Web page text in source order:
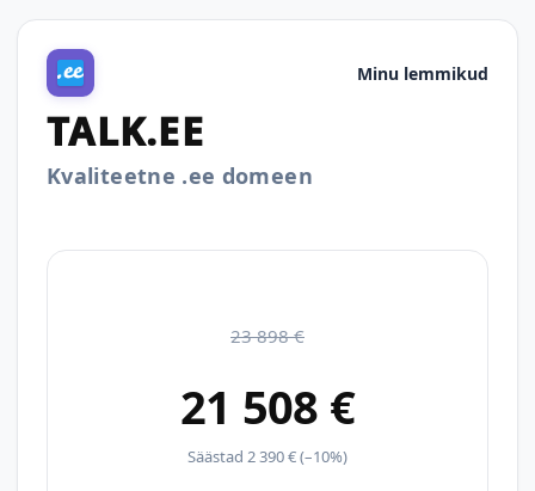
Minu lemmikud
TALK.EE
Kvaliteetne .ee domeen
23 898 €
21 508 €
Säästad 2 390 € (–10%)